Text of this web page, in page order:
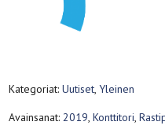
Kategoriat:Uutiset,Yleinen
Avainsanat:2019,Konttitori,